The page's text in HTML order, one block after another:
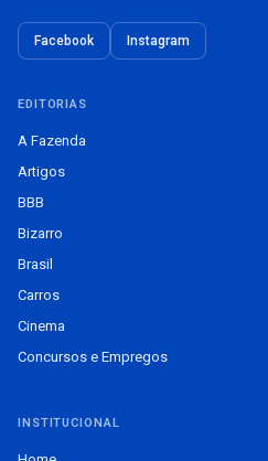
Facebook Instagram
EDITORIAS
A Fazenda
Artigos
BBB
Bizarro
Brasil
Carros
Cinema
Concursos e Empregos
INSTITUCIONAL